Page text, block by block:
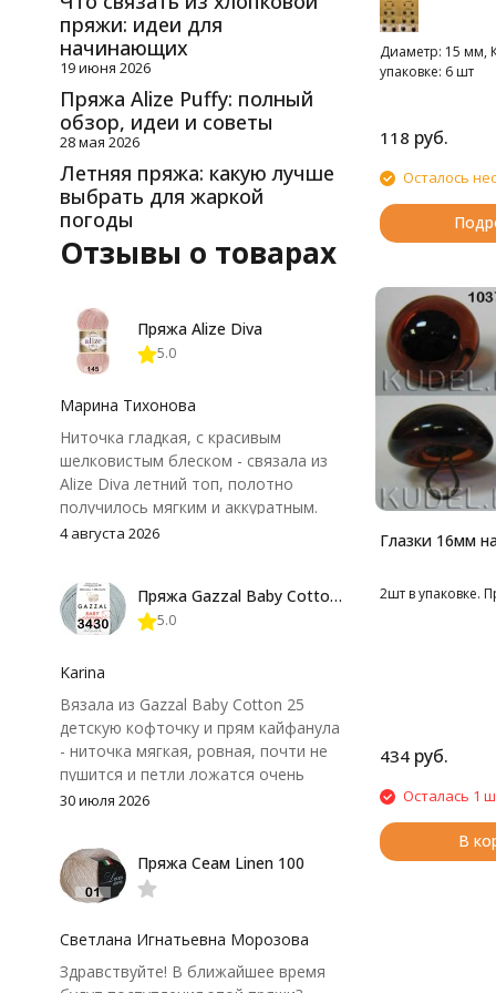
Диаметр: 15 мм,
упаковке: 6 шт
118 руб.
Осталось
Глазки 16мм
2шт в упаковке.
434 руб.
Осталась 1
В
пряжи: идеи для
начинающих
19 июня 2026
Пряжа Alize Puffy: полный
обзор, идеи и советы
28 мая 2026
Летняя пряжа: какую лучше
выбрать для жаркой
погоды
Отзывы о товарах
Пряжа Alize Diva
5.0
Марина Тихонова
Ниточка гладкая, с красивым
шелковистым блеском - связала из
Alize Diva летний топ, полотно
получилось мягким и аккуратным.
Петли хорошо видны, вяжется
нюанс - пряжа немного скользит и
иногда расслаивается, пришлось
крючок поудобнее.
4 августа 2026
Пряжа Gazzal Baby Cotton 25
5.0
Karina
Вязала из Gazzal Baby Cotton 25
детскую кофточку и прям кайфанула
- ниточка мягкая, ровная, почти не
пушится и петли ложатся очень
аккуратно. После стирки полотно
потеряло, цвет тоже не стал
тусклее. Единственный нюанс -
моточки маленькие, расход лучше
чуть-чуть не хватило))
30 июля 2026
Пряжа Сеам Linen 100
Светлана Игнатьевна Морозова
Здравствуйте! В ближайшее время